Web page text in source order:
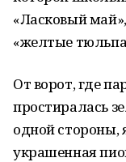
«Ласковый
«желтые
От ворот, где
простиралась
одной стороны,
украшенная